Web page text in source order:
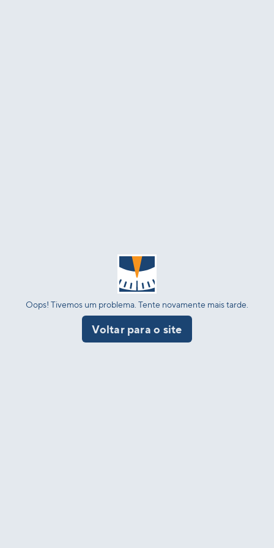
Oops! Tivemos um problema. Tente novamente mais tarde.
Voltar para o site